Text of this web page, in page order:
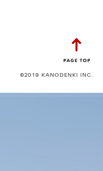
©2019 KANODENKI INC.